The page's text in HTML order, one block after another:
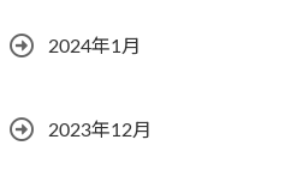
2024年1月
2023年12月